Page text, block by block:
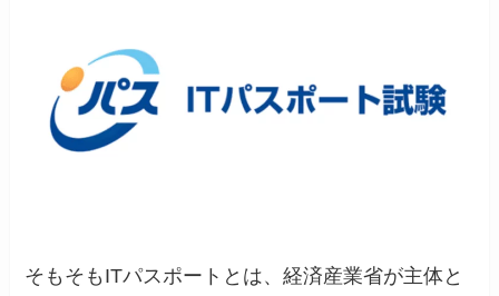
そもそもITパスポートとは、経済産業省が主体と